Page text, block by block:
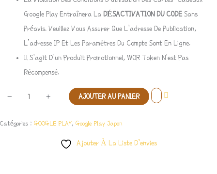
Google Play Entraînera La DÉSACTIVATION DU CODE Sans
Préavis. Veuillez Vous Assurer Que L’adresse De Publication,
L’adresse IP Et Les Paramètres Du Compte Sont En Ligne.
Il S’agit D’un Produit Promotionnel, WOR Token N’est Pas
Récompensé.
- + AJOUTER AU PANIER
Catégories : GOOGLE PLAY, Google Play Japon
Ajouter À La Liste D’envies